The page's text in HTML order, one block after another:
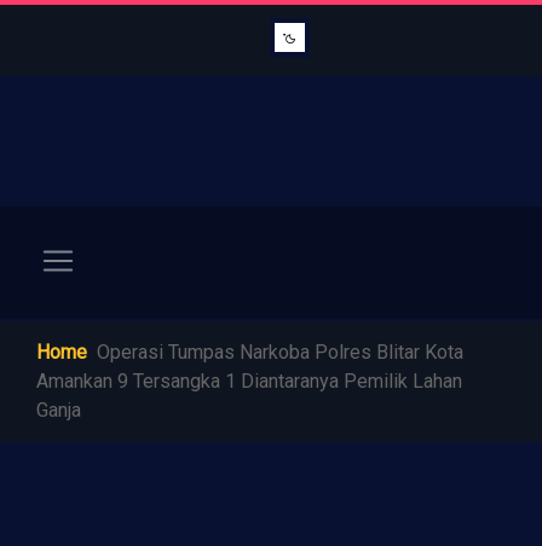
Home Operasi Tumpas Narkoba Polres Blitar Kota
Amankan 9 Tersangka 1 Diantaranya Pemilik Lahan
Ganja